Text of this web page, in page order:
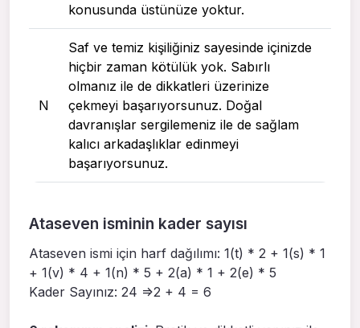
konusunda üstünüze yoktur.
N
Saf ve temiz kişiliğiniz sayesinde içinizde
hiçbir zaman kötülük yok. Sabırlı
olmanız ile de dikkatleri üzerinize
çekmeyi başarıyorsunuz. Doğal
davranışlar sergilemeniz ile de sağlam
kalıcı arkadaşlıklar edinmeyi
başarıyorsunuz.
Ataseven isminin kader sayısı
Ataseven ismi için harf dağılımı: 1(t) * 2 + 1(s) * 1
+ 1(v) * 4 + 1(n) * 5 + 2(a) * 1 + 2(e) * 5
Kader Sayınız: 24 =>2 + 4 = 6